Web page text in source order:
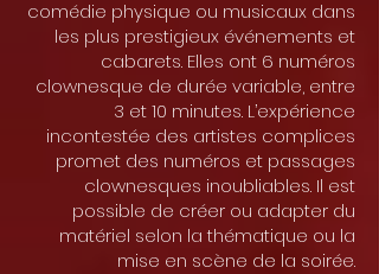
comédie physique ou musicaux dans
les plus prestigieux événements et
cabarets. Elles ont 6 numéros
clownesque de durée variable, entre
3 et 10 minutes. L’expérience
incontestée des artistes complices
promet des numéros et passages
clownesques inoubliables. Il est
possible de créer ou adapter du
matériel selon la thématique ou la
mise en scène de la soirée.